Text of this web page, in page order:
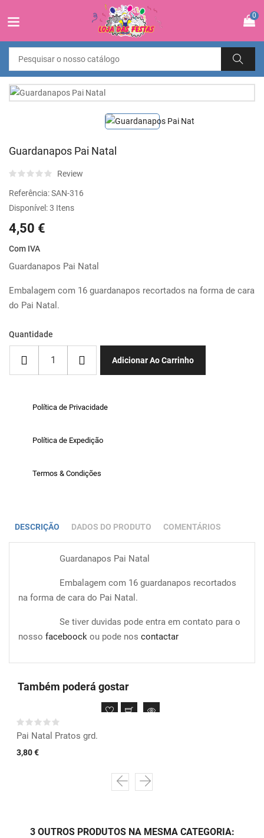
0
Guardanapos Pai Natal
Review
Referência:SAN-316
Disponível:3 Itens
4,50 €
Com IVA
Guardanapos Pai Natal
Embalagem com 16 guardanapos recortados na forma de cara
do Pai Natal.
Quantidade
Adicionar Ao Carrinho
Política de Privacidade
Política de Expedição
Termos & Condições
DESCRIÇÃO DADOS DO PRODUTO COMENTÁRIOS
Guardanapos Pai Natal
Embalagem com 16 guardanapos recortados
na forma de cara do Pai Natal.
Se tiver duvidas pode entra em contato para o
nosso faceboock ou pode nos contactar
Também poderá gostar
Pai Natal Pratos grd.
3,80 €
3 OUTROS PRODUTOS NA MESMA CATEGORIA: